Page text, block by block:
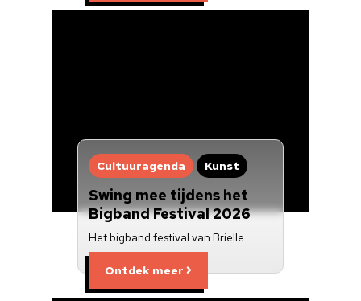
Cultuuragenda Kunst
Swing mee tijdens het
Bigband Festival 2026
Het bigband festival van Brielle
Ontdek meer